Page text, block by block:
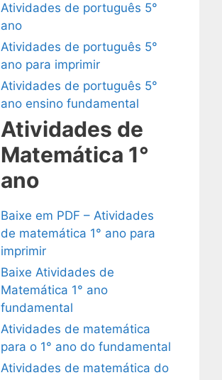
Atividades de português 5°
ano
Atividades de português 5°
ano para imprimir
Atividades de português 5°
ano ensino fundamental
Atividades de
Matemática 1°
ano
Baixe em PDF – Atividades
de matemática 1° ano para
imprimir
Baixe Atividades de
Matemática 1° ano
fundamental
Atividades de matemática
para o 1° ano do fundamental
Atividades de matemática do